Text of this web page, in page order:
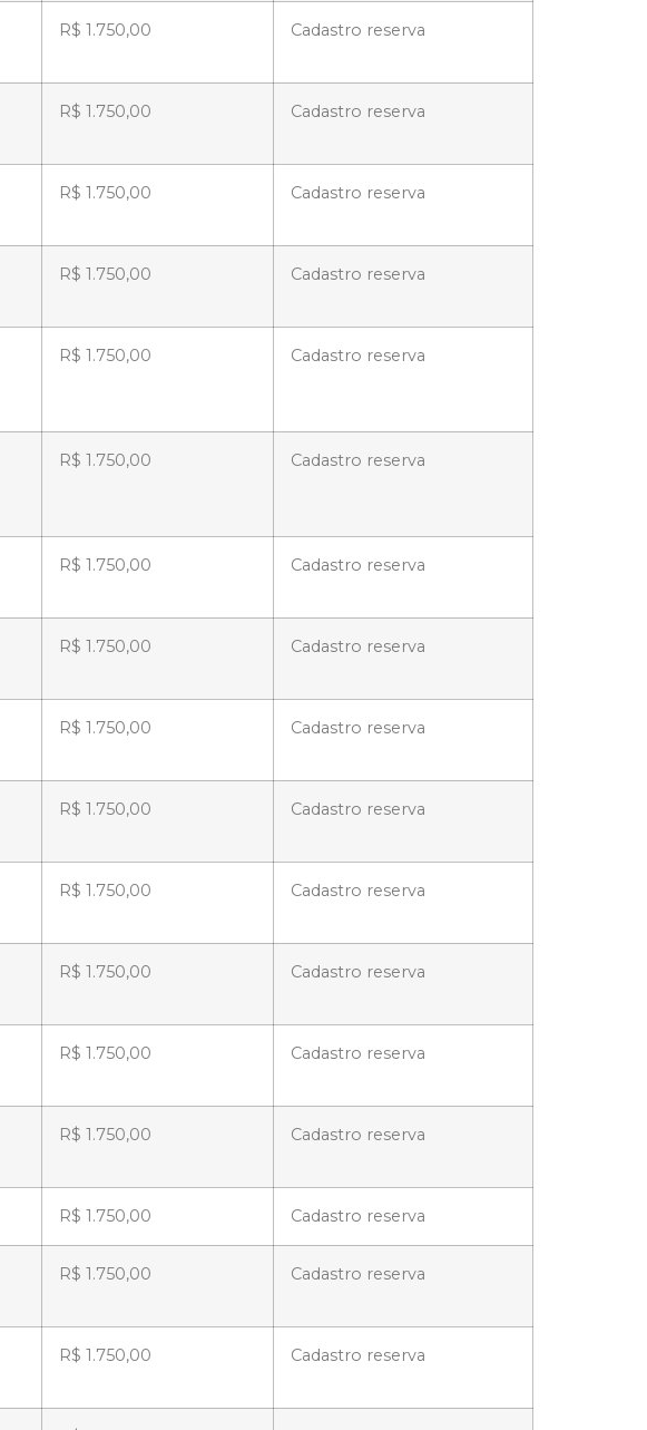
R$ 1.750,00 Cadastro reserva
R$ 1.750,00 Cadastro reserva
R$ 1.750,00 Cadastro reserva
R$ 1.750,00 Cadastro reserva
R$ 1.750,00 Cadastro reserva
R$ 1.750,00 Cadastro reserva
R$ 1.750,00 Cadastro reserva
R$ 1.750,00 Cadastro reserva
R$ 1.750,00 Cadastro reserva
R$ 1.750,00 Cadastro reserva
R$ 1.750,00 Cadastro reserva
R$ 1.750,00 Cadastro reserva
R$ 1.750,00 Cadastro reserva
R$ 1.750,00 Cadastro reserva
R$ 1.750,00 Cadastro reserva
R$ 1.750,00 Cadastro reserva
R$ 1.750,00 Cadastro reserva